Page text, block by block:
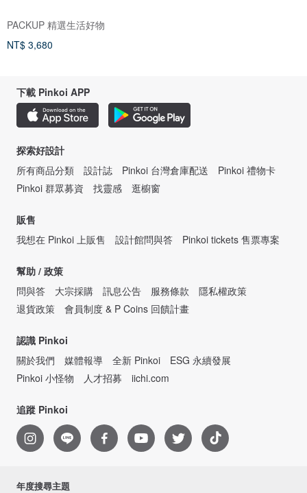
PACKUP 精選生活好物
NT$ 3,680
下載 Pinkoi APP
探索好設計
所有商品分類
設計誌 Pinkoi 台灣倉庫配送
Pinkoi 禮物卡
Pinkoi 群眾募資
找靈感 逛櫥窗
販售
我想在 Pinkoi 上販售
設計館問與答 Pinkoi tickets 售票專案
幫助 / 政策
問與答
大宗採購 訊息公告 服務條款
隱私權政策
退貨政策
會員制度 & P Coins 回饋計畫
認識 Pinkoi
關於我們
媒體報導 全新 Pinkoi
ESG 永續發展
Pinkoi 小怪物
人才招募 iichi.com
追蹤 Pinkoi
年度搜尋主題